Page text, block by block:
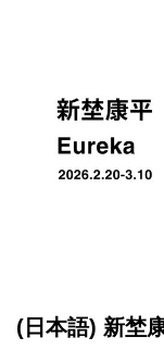
(日本語) 新埜